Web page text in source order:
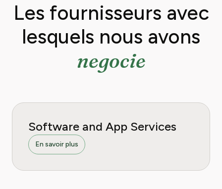
Les fournisseurs avec
lesquels nous avons
negocie
Software and App Services
En savoir plus